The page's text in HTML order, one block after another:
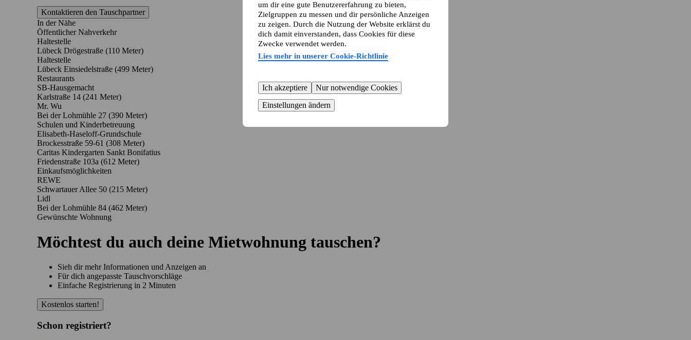
um dir eine gute Benutzererfahrung zu bieten,
Zielgruppen zu messen und dir persönliche Anzeigen
zu zeigen. Durch die Nutzung der Website erklärst du
dich damit einverstanden, dass Cookies für diese
Zwecke verwendet werden.
Lies mehr in unserer Cookie-Richtlinie
Ich akzeptiere
Nur notwendige Cookies
Einstellungen ändern
Kontaktieren den Tauschpartner
In der Nähe
Öffentlicher Nahverkehr
Haltestelle
Lübeck Drögestraße (110 Meter)
Haltestelle
Lübeck Einsiedelstraße (499 Meter)
Restaurants
SB-Hausgemacht
Karlstraße 14 (241 Meter)
Mr. Wu
Bei der Lohmühle 27 (390 Meter)
Schulen und Kinderbetreuung
Elisabeth-Haseloff-Grundschule
Brockesstraße 59-61 (308 Meter)
Caritas Kindergarten Sankt Bonifatius
Friedenstraße 103a (612 Meter)
Einkaufsmöglichkeiten
REWE
Schwartauer Allee 50 (215 Meter)
Lidl
Bei der Lohmühle 84 (462 Meter)
Gewünschte Wohnung
Möchtest du auch deine Mietwohnung tauschen?
Sieh dir mehr Informationen und Anzeigen an
Für dich angepasste Tauschvorschläge
Einfache Registrierung in 2 Minuten
Kostenlos starten!
Schon registriert?